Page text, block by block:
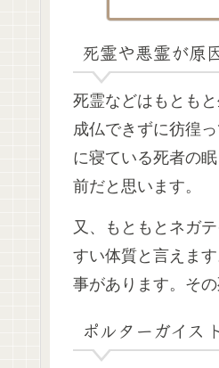
死霊や悪霊が原
死霊などはもとも
成仏できずに彷徨
に寝ている死者の
前だと思います。
又、もともとネガ
すい体質と言えま
事があります。そ
ポルターガイス